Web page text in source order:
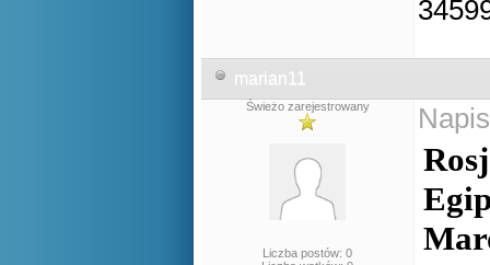
marian11
Świeżo zarejestrowany
Liczba postów: 0